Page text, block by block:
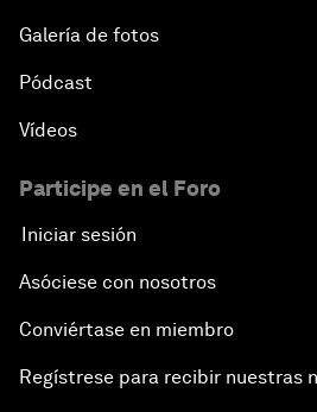
Galería de fotos
Pódcast
Vídeos
Participe en el Foro
Iniciar sesión
Asóciese con nosotros
Conviértase en miembro
Regístrese para recibir nuestras